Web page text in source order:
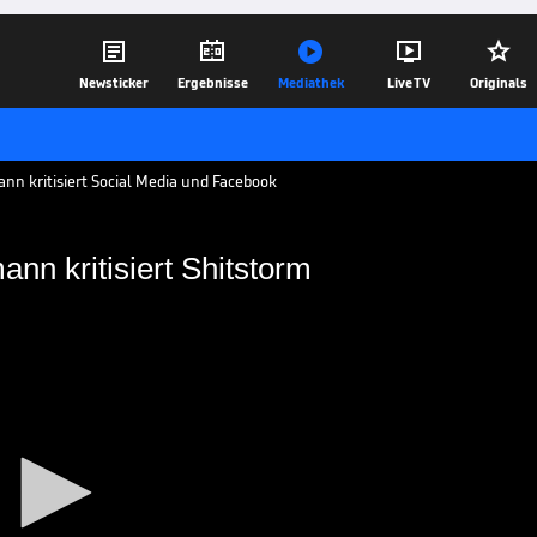

Newsticker

Ergebnisse

Mediathek

Live TV

Originals
kritisiert Social Media und Facebook
kritisiert Shitstorm
kritisiert
Schwester ihm immer wieder